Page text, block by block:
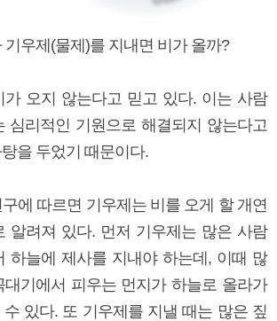
기우제(물제)를 지내면 비가 올까?
가 오지 않는다고 믿고 있다. 이는 사람
심리적인 기원으로 해결되지 않는다고
을 두었기 때문이다.
에 따르면 기우제는 비를 오게 할 개연
알려져 있다. 먼저 기우제는 많은 사람
하늘에 제사를 지내야 하는데, 이때 많
기에서 피우는 먼지가 하늘로 올라가
있다. 또 기우제를 지낼 때는 많은 짚